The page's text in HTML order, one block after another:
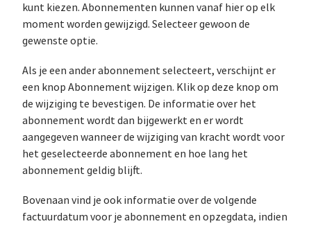
kunt kiezen. Abonnementen kunnen vanaf hier op elk
moment worden gewijzigd. Selecteer gewoon de
gewenste optie.
Als je een ander abonnement selecteert, verschijnt er
een knop Abonnement wijzigen. Klik op deze knop om
de wijziging te bevestigen. De informatie over het
abonnement wordt dan bijgewerkt en er wordt
aangegeven wanneer de wijziging van kracht wordt voor
het geselecteerde abonnement en hoe lang het
abonnement geldig blijft.
Bovenaan vind je ook informatie over de volgende
factuurdatum voor je abonnement en opzegdata, indien